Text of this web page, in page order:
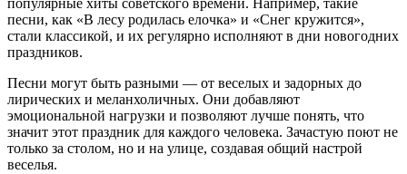
популярные хиты советского времени. Например, такие
песни, как «В лесу родилась елочка» и «Снег кружится»,
стали классикой, и их регулярно исполняют в дни новогодних
праздников.
Песни могут быть разными — от веселых и задорных до
лирических и меланхоличных. Они добавляют
эмоциональной нагрузки и позволяют лучше понять, что
значит этот праздник для каждого человека. Зачастую поют не
только за столом, но и на улице, создавая общий настрой
веселья.